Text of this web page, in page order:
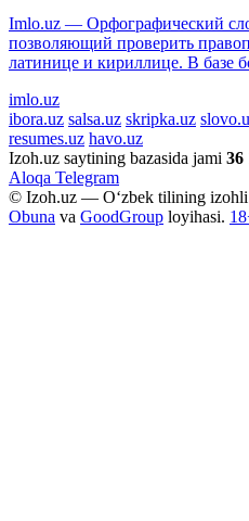
Imlo.uz — Орфографический
позволяющий проверить
латинице и кириллице. В базе
imlo.uz
ibora.uz salsa.uz skripka.uz
resumes.uz havo.uz
Izoh.uz saytining bazasida jami 36
Aloqa Telegram
© Izoh.uz — O‘zbek tilining izohli
Obuna va GoodGroup loyihasi.